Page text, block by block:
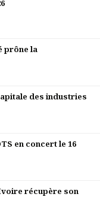
prône la
des industries
en concert le 16
récupère son